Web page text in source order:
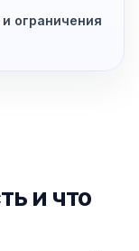
ограничения
и что